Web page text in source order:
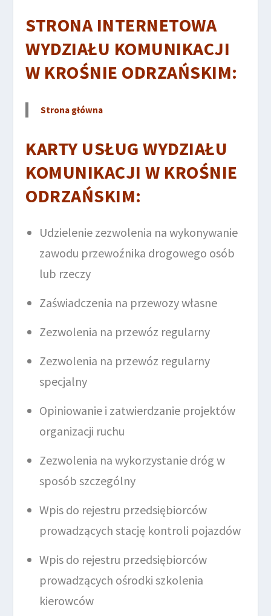
STRONA INTERNETOWA
WYDZIAŁU KOMUNIKACJI
W KROŚNIE ODRZAŃSKIM:
Strona główna
KARTY USŁUG WYDZIAŁU
KOMUNIKACJI W KROŚNIE
ODRZAŃSKIM:
Udzielenie zezwolenia na wykonywanie
zawodu przewoźnika drogowego osób
lub rzeczy
Zaświadczenia na przewozy własne
Zezwolenia na przewóz regularny
Zezwolenia na przewóz regularny
specjalny
Opiniowanie i zatwierdzanie projektów
organizacji ruchu
Zezwolenia na wykorzystanie dróg w
sposób szczególny
Wpis do rejestru przedsiębiorców
prowadzących stację kontroli pojazdów
Wpis do rejestru przedsiębiorców
prowadzących ośrodki szkolenia
kierowców